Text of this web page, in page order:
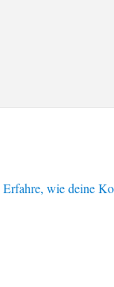
Erfahre, wie deine